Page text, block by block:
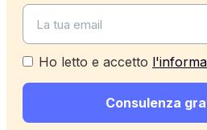
Ho letto e accetto
Consulenza